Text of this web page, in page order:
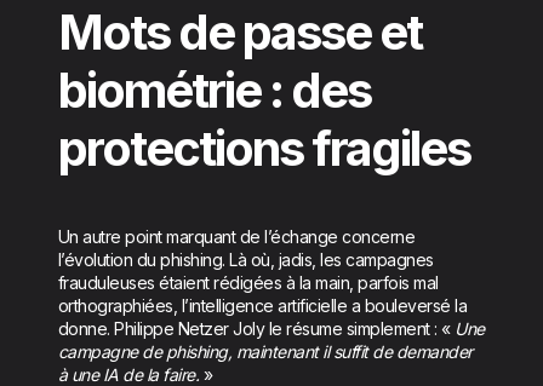
Mots de passe et
biométrie : des
protections fragiles
Un autre point marquant de l’échange concerne
l’évolution du phishing. Là où, jadis, les campagnes
frauduleuses étaient rédigées à la main, parfois mal
orthographiées, l’intelligence artificielle a bouleversé la
donne. Philippe Netzer Joly le résume simplement : « Une
campagne de phishing, maintenant il suffit de demander
à une IA de la faire. »